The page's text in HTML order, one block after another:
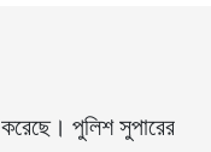
পুলিশ সুপারের